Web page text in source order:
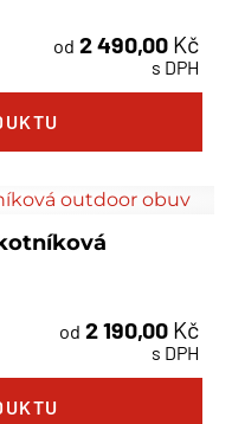
od 2 490,00 Kč
s DPH
od 2 190,00 Kč
s DPH